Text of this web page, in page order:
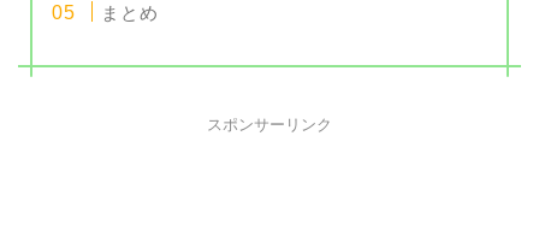
まとめ
スポンサーリンク